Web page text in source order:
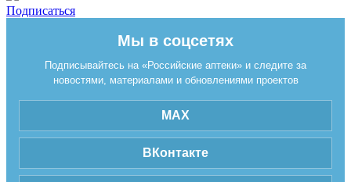
Подписаться
Мы в соцсетях
Подписывайтесь на «Российские аптеки» и следите за
новостями, материалами и обновлениями проектов
MAX
ВКонтакте